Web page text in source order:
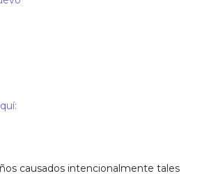
causados intencionalmente tales